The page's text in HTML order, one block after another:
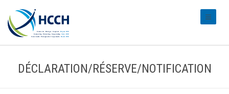
DÉCLARATION/RÉSERVE/NOTIFICATION